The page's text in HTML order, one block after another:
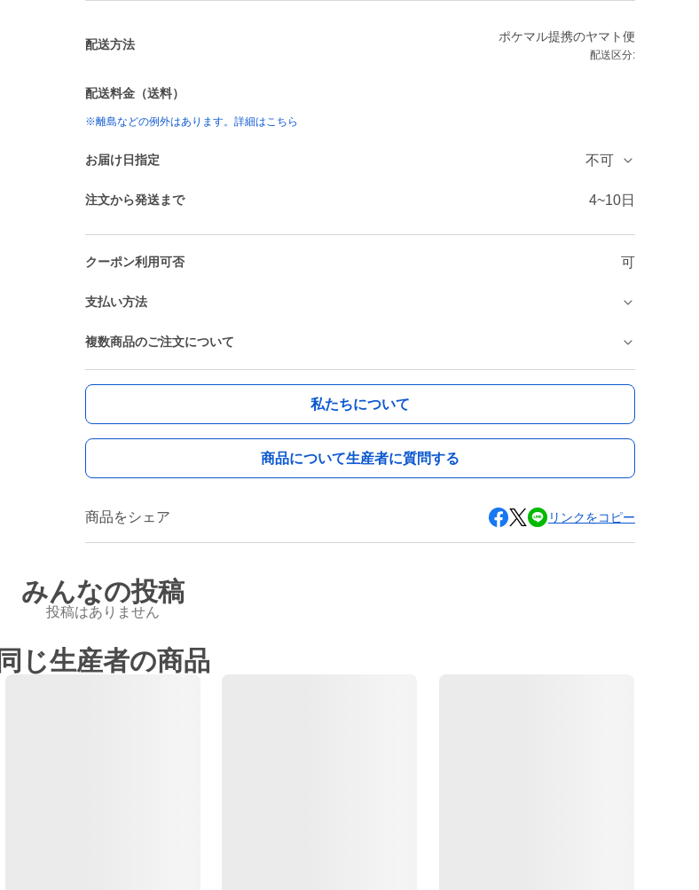
配送方法
ポケマル提携のヤマト便
配送区分:
配送料金（送料）
※離島などの例外はあります。詳細はこちら
お届け日指定 不可
注文から発送まで 4~10日
クーポン利用可否 可
支払い方法
複数商品のご注文について
私たちについて
商品について生産者に質問する
商品をシェア リンクをコピー
みんなの投稿
投稿はありません
同じ生産者の商品